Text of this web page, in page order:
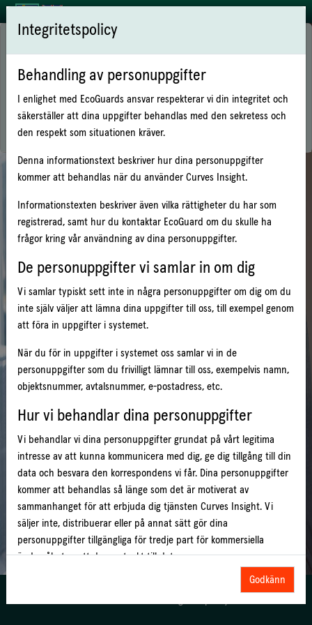
Integritetspolicy
Behandling av personuppgifter
I enlighet med EcoGuards ansvar respekterar vi din integritet och
säkerställer att dina uppgifter behandlas med den sekretess och
den respekt som situationen kräver.
Denna informationstext beskriver hur dina personuppgifter
kommer att behandlas när du använder Curves Insight.
Informationstexten beskriver även vilka rättigheter du har som
registrerad, samt hur du kontaktar EcoGuard om du skulle ha
frågor kring vår användning av dina personuppgifter.
De personuppgifter vi samlar in om dig
Vi samlar typiskt sett inte in några personuppgifter om dig om du
inte själv väljer att lämna dina uppgifter till oss, till exempel genom
att föra in uppgifter i systemet.
När du för in uppgifter i systemet oss samlar vi in de
personuppgifter som du frivilligt lämnar till oss, exempelvis namn,
objektsnummer, avtalsnummer, e-postadress, etc.
Hur vi behandlar dina personuppgifter
Vi behandlar vi dina personuppgifter grundat på vårt legitima
intresse av att kunna kommunicera med dig, ge dig tillgång till din
data och besvara den korrespondens vi får. Dina personuppgifter
kommer att behandlas så länge som det är motiverat av
sammanhanget för att erbjuda dig tjänsten Curves Insight. Vi
säljer inte, distribuerar eller på annat sätt gör dina
personuppgifter tillgängliga för tredje part för kommersiella
ändamål utan att du samtyckt till det.
Rätt till tillgång
Godkänn
Välkommen till Curves Insight!
Se om du förbrukar mer eller mindre än vad som är normalt
Se om du har minskat eller ökat din förbrukning
Se dina kostnader
Läsa ditt avtal
Logga in med de uppgifter som du fått av din hyresvärd.
Användarnamn / objektnummer:
Lösenord:
Håll mig inloggad
Logga In
Har du glömt bort ditt lösenord?